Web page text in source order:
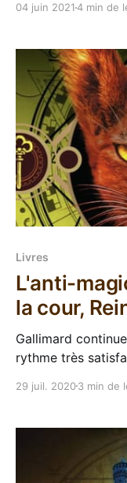
terminé sa série
mené
04 juin 20214 min de
Livres
L'anti-
la cour,
Gallimard
rythme très
Sebastien De
tour du monde,
29 juil. 20203 min de